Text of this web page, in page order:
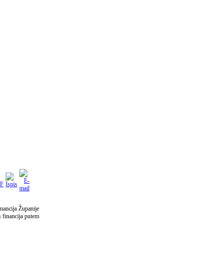
Županije
financija putem